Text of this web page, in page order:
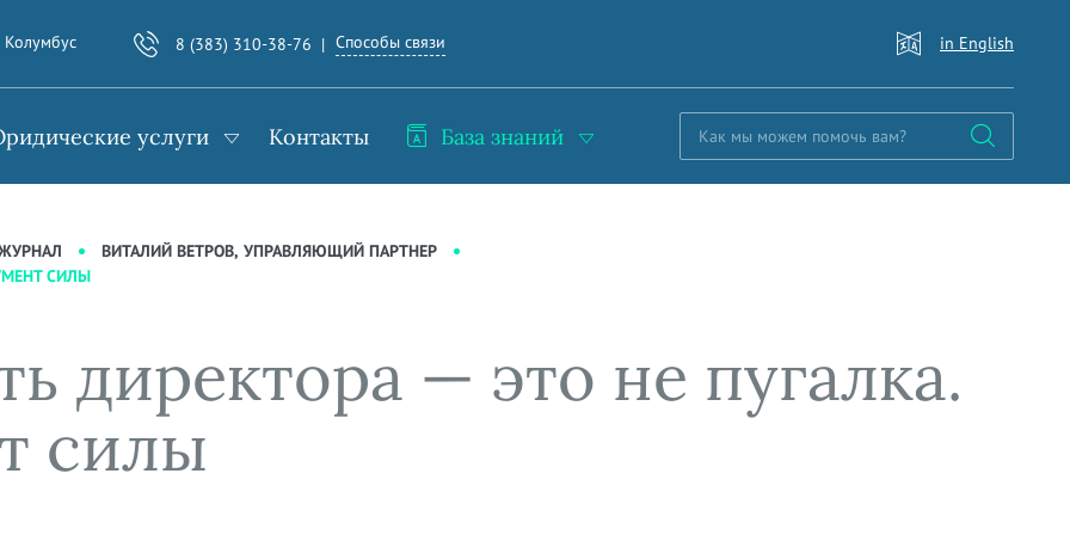
Колумбус 8 (383) 310-38-76 Способы связи in English
услуги Контакты База знаний
ВИТАЛИЙ ВЕТРОВ, УПРАВЛЯЮЩИЙ ПАРТНЕР
СИЛЫ
директора — это не пугалка.
силы